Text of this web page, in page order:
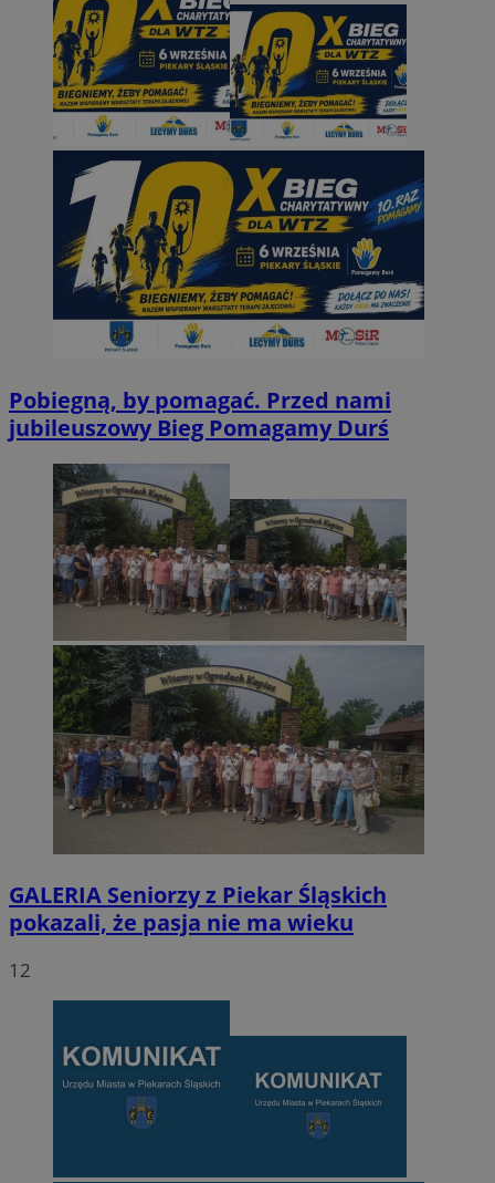
Pobiegną, by pomagać. Przed nami
jubileuszowy Bieg Pomagamy Durś
GALERIA Seniorzy z Piekar Śląskich
pokazali, że pasja nie ma wieku
12